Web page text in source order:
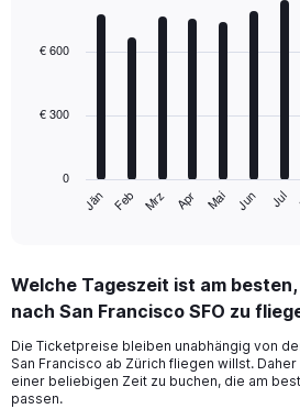
with
The
Range:
12
The
chart
has
Jän Feb Mrz Apr Mai Jun Jul
0
€ 300
€ 600
Welche Tageszeit ist am besten,
nach San Francisco SFO zu
Die Ticketpreise bleiben unabhängig von
San Francisco ab Zürich fliegen willst.
einer beliebigen Zeit zu buchen, die am
passen.